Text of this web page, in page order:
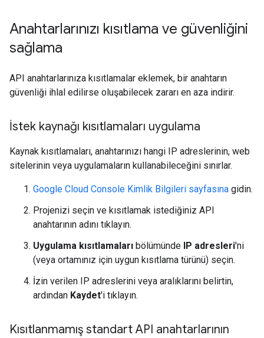
Anahtarlarınızı kısıtlama ve güvenliğini
sağlama
API anahtarlarınıza kısıtlamalar eklemek, bir anahtarın
güvenliği ihlal edilirse oluşabilecek zararı en aza indirir.
İstek kaynağı kısıtlamaları uygulama
Kaynak kısıtlamaları, anahtarınızı hangi IP adreslerinin, web
sitelerinin veya uygulamaların kullanabileceğini sınırlar.
Google Cloud Console Kimlik Bilgileri sayfasına gidin.
Projenizi seçin ve kısıtlamak istediğiniz API
anahtarının adını tıklayın.
Uygulama kısıtlamaları bölümünde IP adresleri'ni
(veya ortamınız için uygun kısıtlama türünü) seçin.
İzin verilen IP adreslerini veya aralıklarını belirtin,
ardından Kaydet'i tıklayın.
Kısıtlanmamış standart API anahtarlarının